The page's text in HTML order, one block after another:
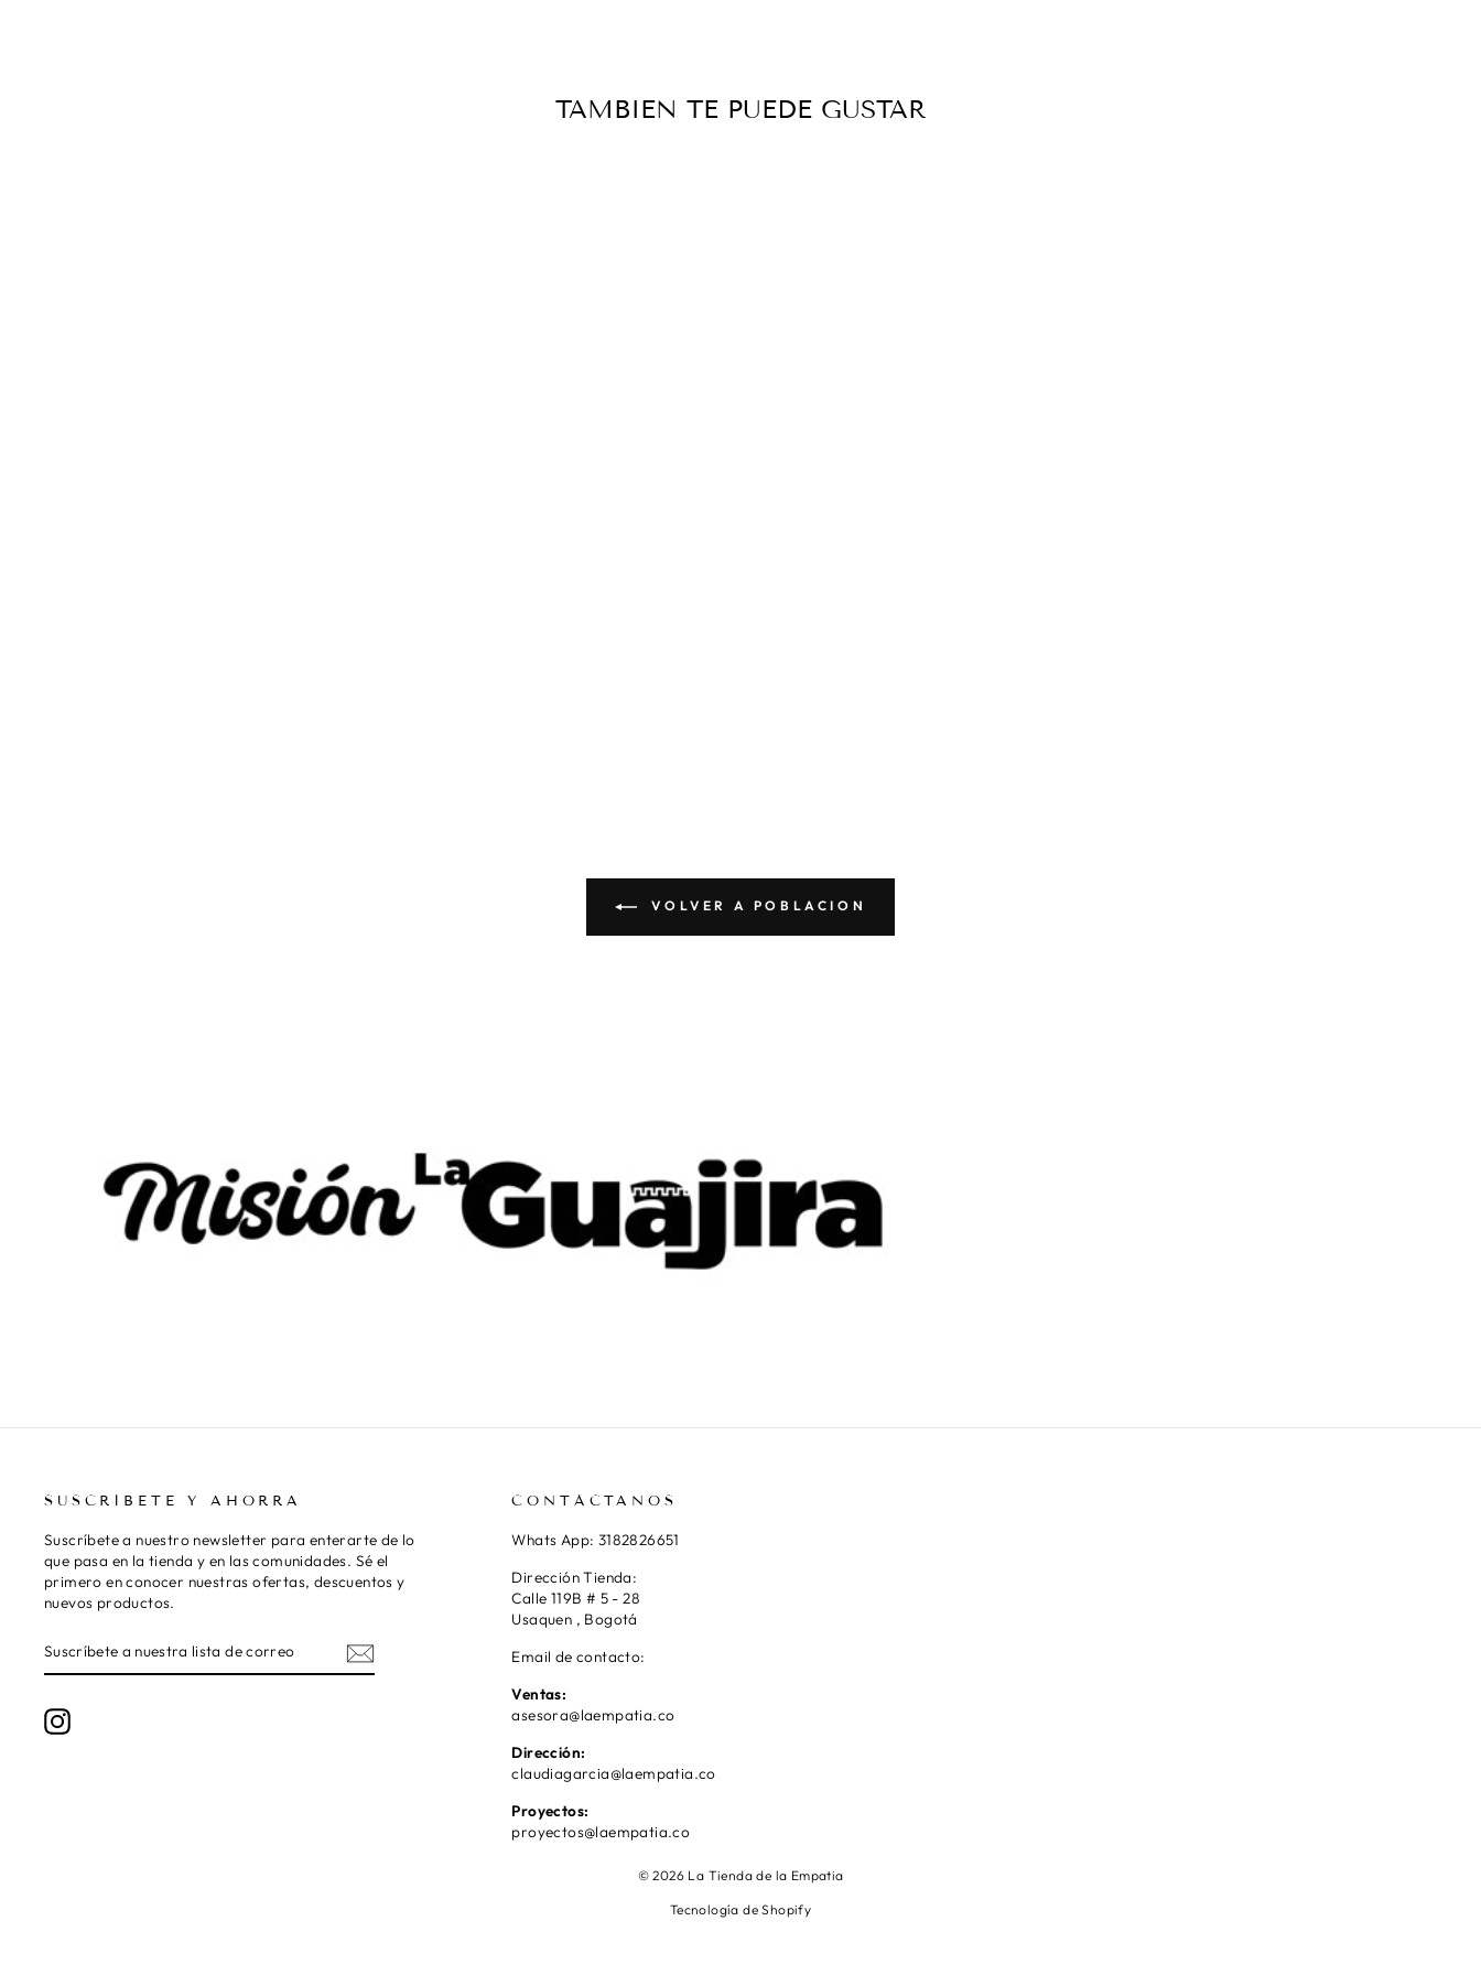
TAMBIEN TE PUEDE GUSTAR
VOLVER A POBLACION
SUSCRÍBETE Y AHORRA
Suscríbete a nuestro newsletter para enterarte de lo
que pasa en la tienda y en las comunidades. Sé el
primero en conocer nuestras ofertas, descuentos y
nuevos productos.
A
CORREO
Instagram
CONTÁCTANOS
Whats App: 3182826651
Dirección Tienda:
Calle 119B # 5 - 28
Usaquen , Bogotá
Email de contacto:
Ventas:
asesora@laempatia.co
Dirección:
claudiagarcia@laempatia.co
Proyectos:
proyectos@laempatia.co
© 2026 La Tienda de la Empatia
Tecnología de Shopify